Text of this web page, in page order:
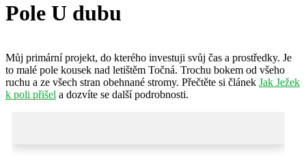
Pole U dubu
Můj primární projekt, do kterého investuji svůj čas a prostředky. Je
to malé pole kousek nad letištěm Točná. Trochu bokem od všeho
ruchu a ze všech stran obehnané stromy. Přečtěte si článek Jak Ježek
k poli přišel a dozvíte se další podrobnosti.